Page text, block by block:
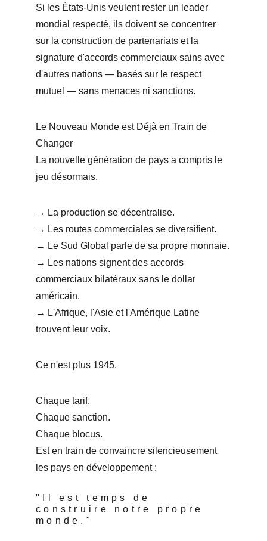
Si les États-Unis veulent rester un leader
mondial respecté, ils doivent se concentrer
sur la construction de partenariats et la
signature d'accords commerciaux sains avec
d'autres nations — basés sur le respect
mutuel — sans menaces ni sanctions.
Le Nouveau Monde est Déjà en Train de
Changer
La nouvelle génération de pays a compris le
jeu désormais.
→ La production se décentralise.
→ Les routes commerciales se diversifient.
→ Le Sud Global parle de sa propre monnaie.
→ Les nations signent des accords
commerciaux bilatéraux sans le dollar
américain.
→ L'Afrique, l'Asie et l'Amérique Latine
trouvent leur voix.
Ce n'est plus 1945.
Chaque tarif.
Chaque sanction.
Chaque blocus.
Est en train de convaincre silencieusement
les pays en développement :
"Il est temps de
construire notre propre
monde."